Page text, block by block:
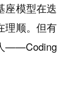
座模型在迭
理顺。但有
——Coding